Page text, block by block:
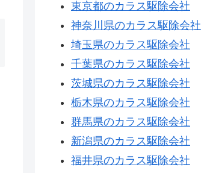
東京都のカラス駆除会社
神奈川県のカラス駆除会社
埼玉県のカラス駆除会社
千葉県のカラス駆除会社
茨城県のカラス駆除会社
栃木県のカラス駆除会社
群馬県のカラス駆除会社
新潟県のカラス駆除会社
福井県のカラス駆除会社